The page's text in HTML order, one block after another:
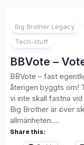
Big Brother Legacy
Tech-stuff
BBVote –
BBVote – fast
återigen byggts om!
vi inte skall fastna
Big Brother är över
allmänheten....
Share this: